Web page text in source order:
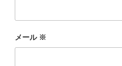
メール ※